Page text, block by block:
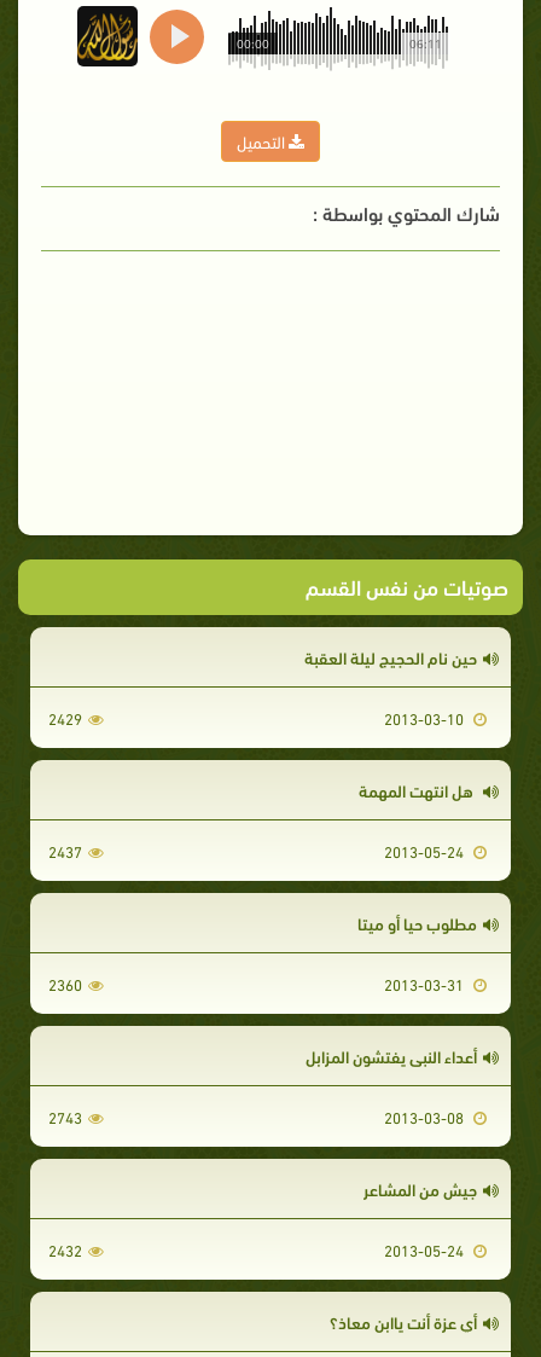
06:11
00:00
التحميل
شارك المحتوي بواسطة :
صوتيات من نفس القسم
حين نام الحجيج ليلة العقبة
2429
هل انتهت المهمة
2437
مطلوب حيا أو ميتا
2360
أعداء النبي يفتشون المزابل
2743
جيش من المشاعر
2432
أي عزة أنت ياابن معاذ؟